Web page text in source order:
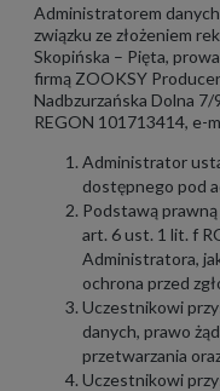
Administratorem
związku ze złożeniem
Skopińska – Pięta,
firmą ZOOKSY
Nadbzurzańska Dolna
REGON 101713414, e-
Administrator
dostępnego pod
Podstawą
art. 6 ust. 1 lit. f
Administratora,
ochrona przed
Uczestnikowi
danych, prawo
przetwarzania
Uczestnikowi